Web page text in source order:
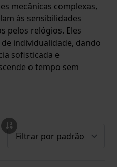
mecânicas complexas,
às sensibilidades
pelos relógios. Eles
individualidade, dando
sofisticada e
o tempo sem